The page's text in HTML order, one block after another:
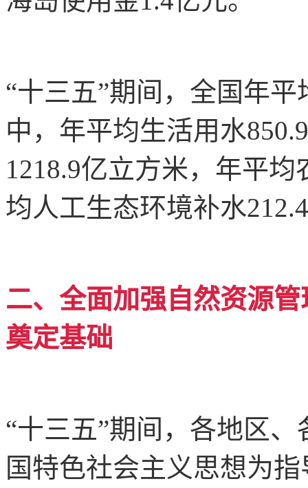
“十三五”期间，全国年
中，年平均生活用水
1218.9亿立方米，年平
均人工生态环境补水
二、全面加强自然资源
奠定基础
“十三五”期间，各地区
国特色社会主义思想为